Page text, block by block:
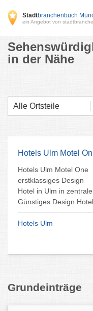
Stadtbranchenbuch
ein Angebot von
in der Nähe
Alle Ortsteile
Hotels Ulm Motel
Hotels Ulm Motel One
erstklassiges Design
Hotel in Ulm in
Günstiges Design Hotel
Hotels Ulm
Grundeinträge